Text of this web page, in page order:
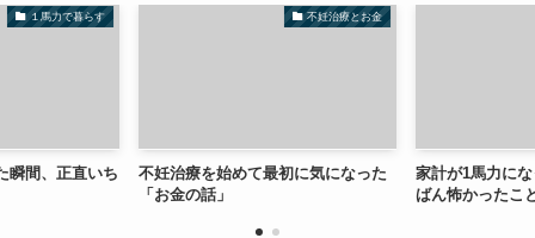
１馬力で暮らす
瞬間、正直いち
不妊治療とお金
不妊治療を始めて最初に気になった
「お金の話」
家計が1馬力に
ばん怖かったこ